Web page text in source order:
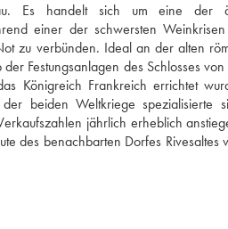
Es handelt sich um eine der
einer der schwersten
zu verbünden. Ideal an der alten
Festungsanlagen des Schlosses von
Königreich Frankreich errichtet
beiden Weltkriege spezialisierte
jährlich erheblich
des benachbarten Dorfes Rivesaltes